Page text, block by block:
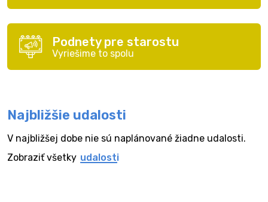
Podnety pre starostu
Vyriešime to spolu
Najbližšie udalosti
V najbližšej dobe nie sú naplánované žiadne udalosti.
Zobraziť všetky udalosti